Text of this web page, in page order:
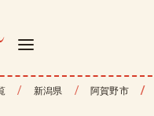
新潟県 阿賀野市